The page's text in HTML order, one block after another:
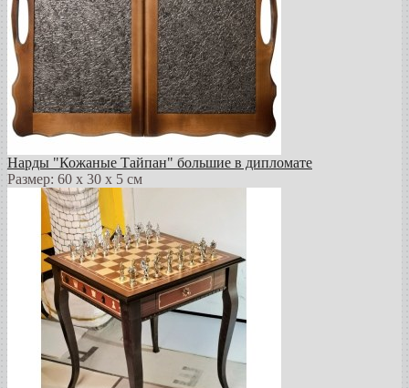
Нарды "Кожаные Тайпан" большие в дипломате
Размер: 60 х 30 х 5 см